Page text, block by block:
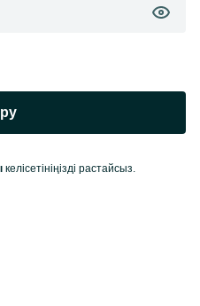
келісетініңізді растайсыз.